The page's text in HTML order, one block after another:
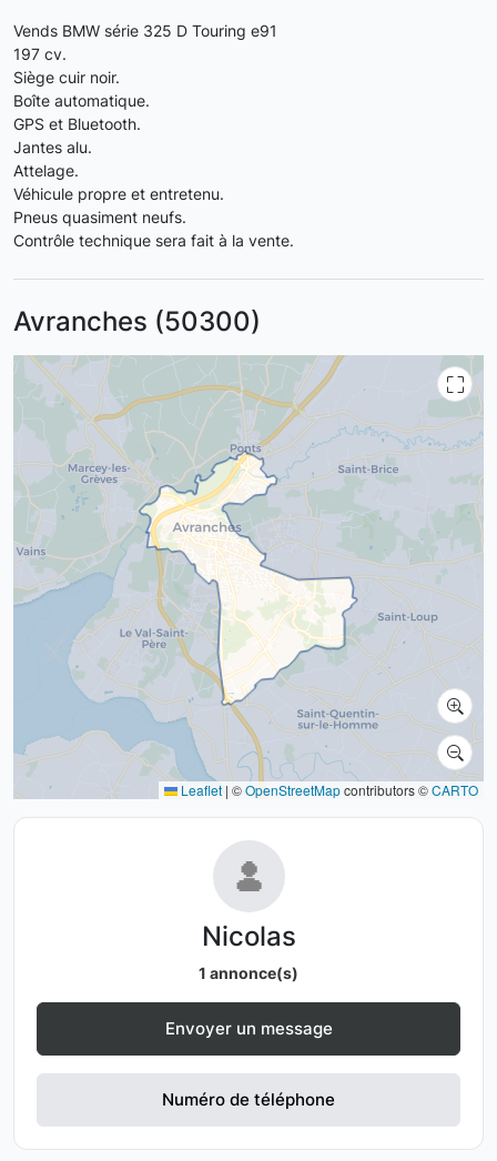
Vends BMW série 325 D Touring e91
197 cv.
Siège cuir noir.
Boîte automatique.
GPS et Bluetooth.
Jantes alu.
Attelage.
Véhicule propre et entretenu.
Pneus quasiment neufs.
Contrôle technique sera fait à la vente.
Avranches (50300)
Leaflet | ©OpenStreetMapcontributors ©CARTO
Nicolas
1 annonce(s)
Envoyer un message
Numéro de téléphone